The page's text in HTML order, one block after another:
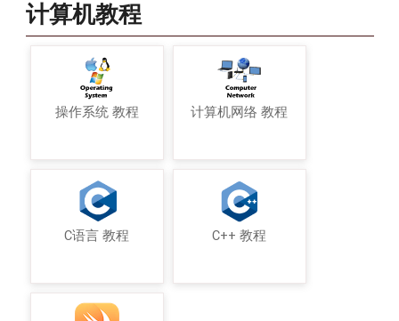
计算机教程
操作系统 教程 计算机网络 教程
C语言 教程 C++ 教程